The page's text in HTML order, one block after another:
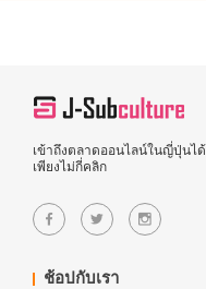
เข้าถึงตลาดออนไลน์ในญี่ปุ่นไ
เพียงไม่กี่คลิก
ช้อปกับเรา